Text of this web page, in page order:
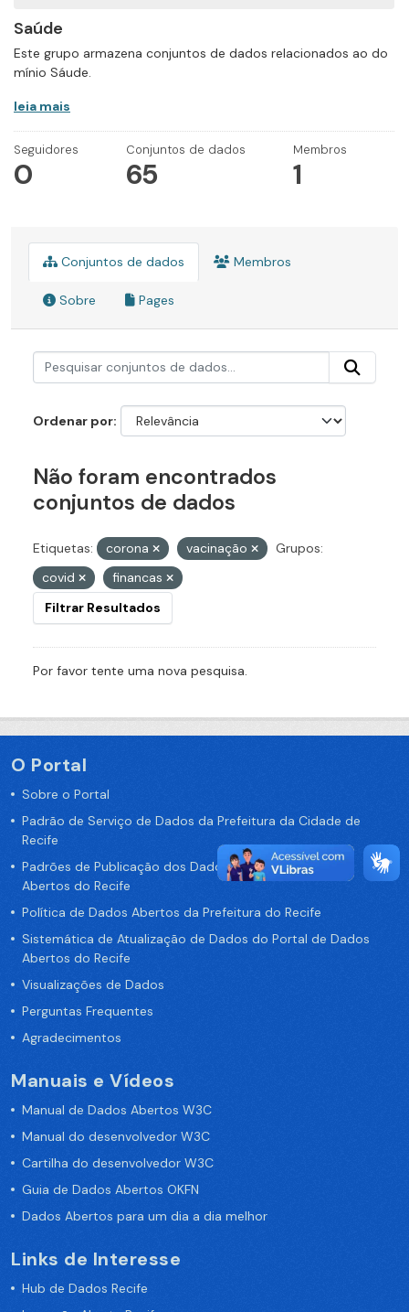
Saúde
Este grupo armazena conjuntos de dados relacionados ao do
mínio Sáude.
leia mais
Seguidores
0
Conjuntos de dados
65
Membros
1
Conjuntos de dados Membros
Sobre Pages
Ordenar por
Não foram encontrados
conjuntos de dados
Etiquetas: corona vacinação
Grupos:
covid
financas
Filtrar Resultados
Por favor tente uma nova pesquisa.
O Portal
Sobre o Portal
Padrão de Serviço de Dados da Prefeitura da Cidade de
Recife
Padrões de Publicação dos Dados no Portal de Dados
Abertos do Recife
Política de Dados Abertos da Prefeitura do Recife
Sistemática de Atualização de Dados do Portal de Dados
Abertos do Recife
Visualizações de Dados
Perguntas Frequentes
Agradecimentos
Manuais e Vídeos
Manual de Dados Abertos W3C
Manual do desenvolvedor W3C
Cartilha do desenvolvedor W3C
Guia de Dados Abertos OKFN
Dados Abertos para um dia a dia melhor
Links de Interesse
Hub de Dados Recife